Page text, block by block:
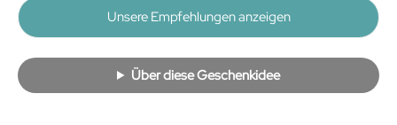
Unsere Empfehlungen anzeigen
Über diese Geschenkidee